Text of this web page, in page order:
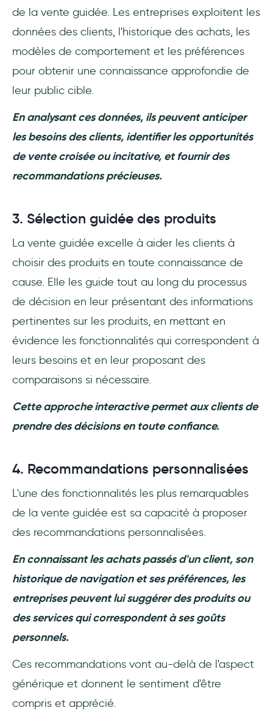
de la vente guidée. Les entreprises exploitent les
données des clients, l'historique des achats, les
modèles de comportement et les préférences
pour obtenir une connaissance approfondie de
leur public cible.
En analysant ces données, ils peuvent anticiper
les besoins des clients, identifier les opportunités
de vente croisée ou incitative, et fournir des
recommandations précieuses.
3. Sélection guidée des produits
La vente guidée excelle à aider les clients à
choisir des produits en toute connaissance de
cause. Elle les guide tout au long du processus
de décision en leur présentant des informations
pertinentes sur les produits, en mettant en
évidence les fonctionnalités qui correspondent à
leurs besoins et en leur proposant des
comparaisons si nécessaire.
Cette approche interactive permet aux clients de
prendre des décisions en toute confiance.
4. Recommandations personnalisées
L'une des fonctionnalités les plus remarquables
de la vente guidée est sa capacité à proposer
des recommandations personnalisées.
En connaissant les achats passés d'un client, son
historique de navigation et ses préférences, les
entreprises peuvent lui suggérer des produits ou
des services qui correspondent à ses goûts
personnels.
Ces recommandations vont au-delà de l'aspect
générique et donnent le sentiment d'être
compris et apprécié.